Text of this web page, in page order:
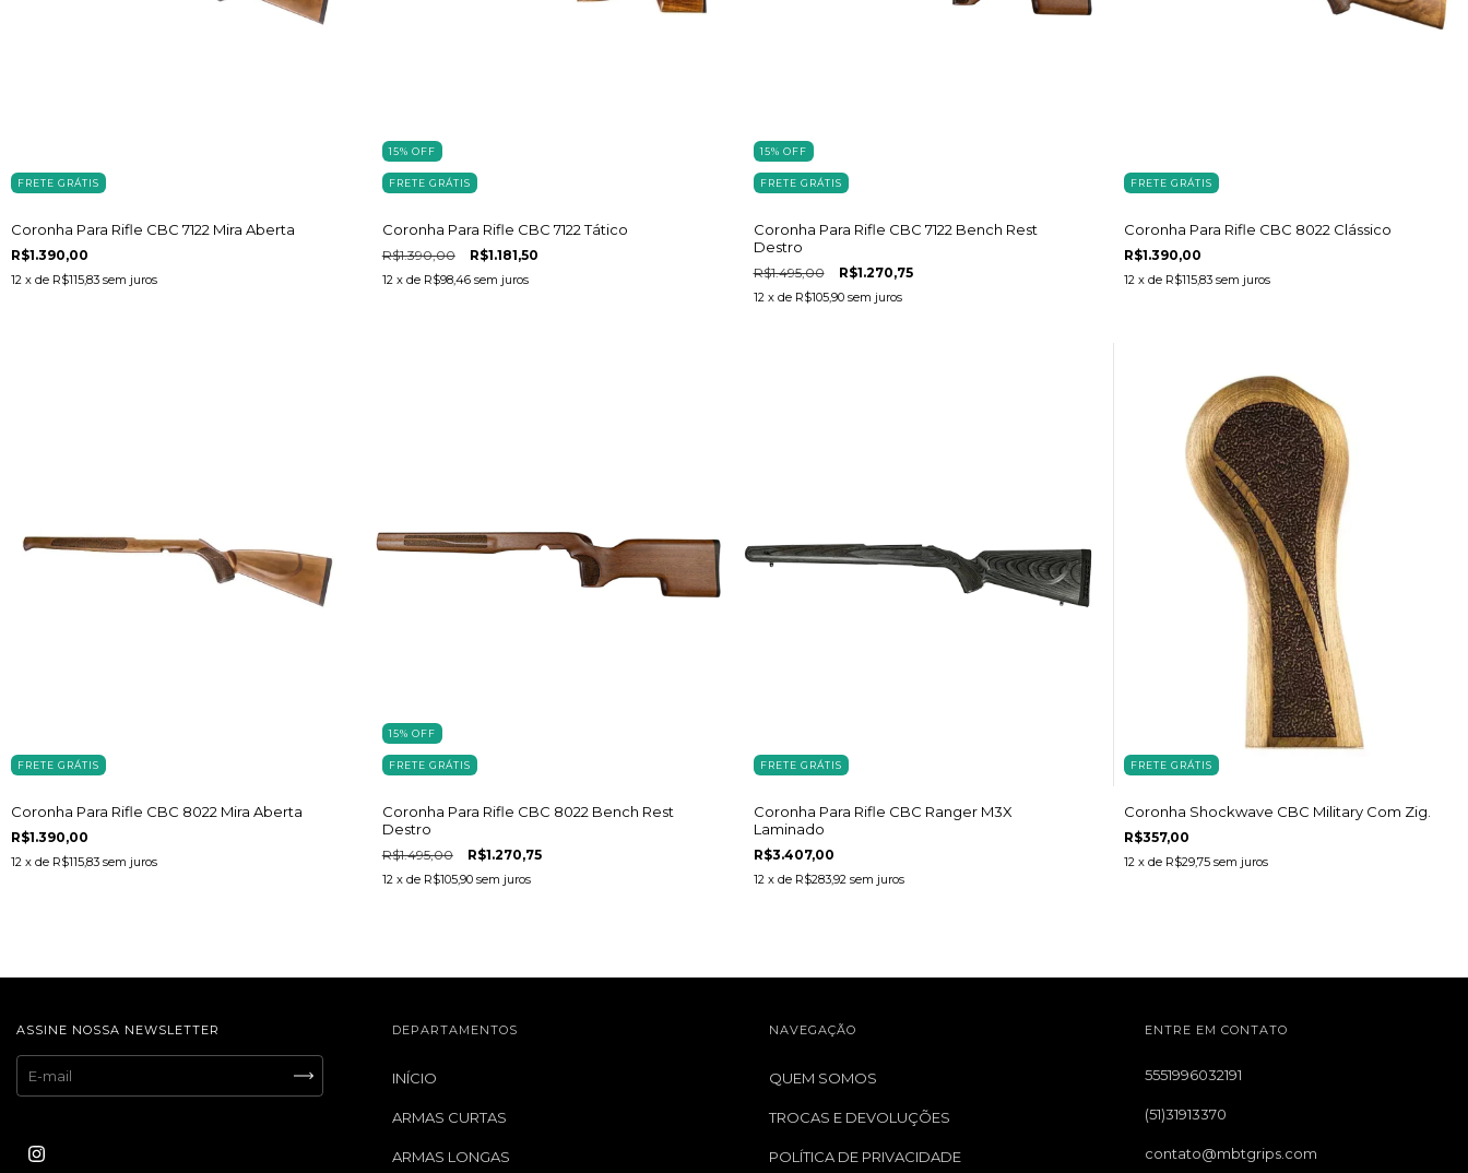
FRETE GRÁTIS
Coronha Para Rifle CBC 7122 Mira Aberta
R$1.390,00
12 x de R$115,83 sem juros
15% OFF
FRETE GRÁTIS
Coronha Para Rifle CBC 7122 Tático
R$1.390,00 R$1.181,50
12 x de R$98,46 sem juros
15% OFF
FRETE GRÁTIS
Coronha Para Rifle CBC 7122 Bench Rest
Destro
R$1.495,00 R$1.270,75
12 x de R$105,90 sem juros
FRETE GRÁTIS
Coronha Para Rifle CBC 8022 Clássico
R$1.390,00
12 x de R$115,83 sem juros
FRETE GRÁTIS
Coronha Para Rifle CBC 8022 Mira Aberta
R$1.390,00
12 x de R$115,83 sem juros
15% OFF
FRETE GRÁTIS
Coronha Para Rifle CBC 8022 Bench Rest
Destro
R$1.495,00 R$1.270,75
12 x de R$105,90 sem juros
FRETE GRÁTIS
Coronha Para Rifle CBC Ranger M3X
Laminado
R$3.407,00
12 x de R$283,92 sem juros
FRETE GRÁTIS
Coronha Shockwave CBC Military Com Zig.
R$357,00
12 x de R$29,75 sem juros
ASSINE NOSSA NEWSLETTER DEPARTAMENTOS
INÍCIO
ARMAS CURTAS
ARMAS LONGAS
NAVEGAÇÃO
QUEM SOMOS
TROCAS E DEVOLUÇÕES
POLÍTICA DE PRIVACIDADE
ENTRE EM CONTATO
5551996032191
(51)31913370
contato@mbtgrips.com